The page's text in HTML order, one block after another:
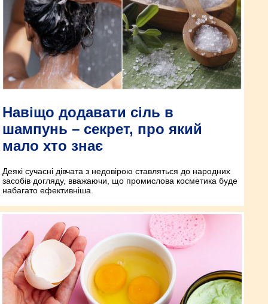
Навіщо додавати сіль в
шампунь – секрет, про який
мало хто знає
Деякі сучасні дівчата з недовірою ставляться до народних
засобів догляду, вважаючи, що промислова косметика буде
набагато ефективніша.